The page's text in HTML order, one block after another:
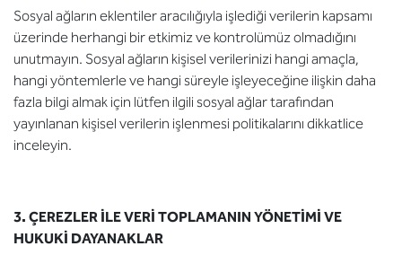
Sosyal ağların eklentiler aracılığıyla işlediği verilerin kapsamı
üzerinde herhangi bir etkimiz ve kontrolümüz olmadığını
unutmayın. Sosyal ağların kişisel verilerinizi hangi amaçla,
hangi yöntemlerle ve hangi süreyle işleyeceğine ilişkin daha
fazla bilgi almak için lütfen ilgili sosyal ağlar tarafından
yayınlanan kişisel verilerin işlenmesi politikalarını dikkatlice
inceleyin.
3. ÇEREZLER İLE VERİ TOPLAMANIN YÖNETİMİ VE
HUKUKİ DAYANAKLAR